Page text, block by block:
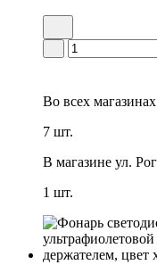
Во всех магазинах
7 шт.
В магазине ул.
1 шт.